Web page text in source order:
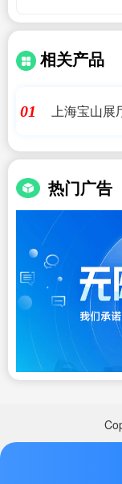
相关产品
01
上海宝山展
热门广告